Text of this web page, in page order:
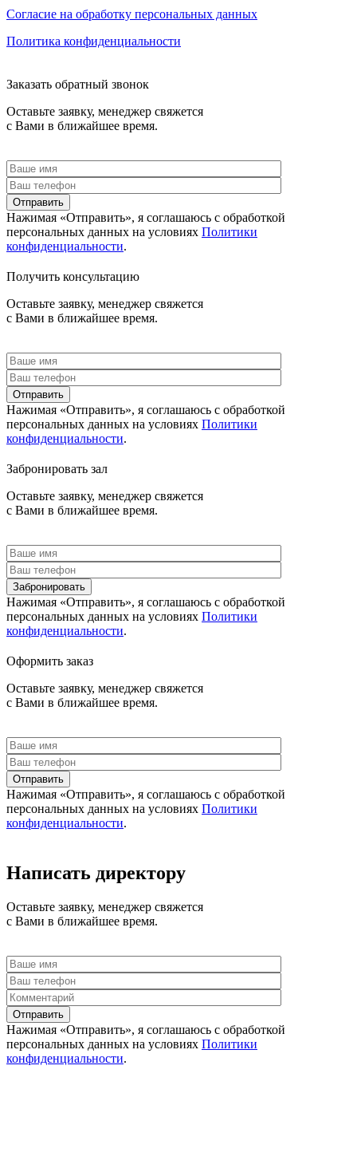
Согласие на обработку персональных данных
Политика конфиденциальности
Заказать обратный звонок
Оставьте заявку, менеджер свяжется
с Вами в ближайшее время.
Отправить
Нажимая «Отправить», я соглашаюсь c обработкой
персональных данных на условиях Политики
конфиденциальности.
Получить консультацию
Оставьте заявку, менеджер свяжется
с Вами в ближайшее время.
Отправить
Нажимая «Отправить», я соглашаюсь c обработкой
персональных данных на условиях Политики
конфиденциальности.
Забронировать зал
Оставьте заявку, менеджер свяжется
с Вами в ближайшее время.
Забронировать
Нажимая «Отправить», я соглашаюсь c обработкой
персональных данных на условиях Политики
конфиденциальности.
Оформить заказ
Оставьте заявку, менеджер свяжется
с Вами в ближайшее время.
Отправить
Нажимая «Отправить», я соглашаюсь c обработкой
персональных данных на условиях Политики
конфиденциальности.
Написать директору
Оставьте заявку, менеджер свяжется
с Вами в ближайшее время.
Отправить
Нажимая «Отправить», я соглашаюсь c обработкой
персональных данных на условиях Политики
конфиденциальности.